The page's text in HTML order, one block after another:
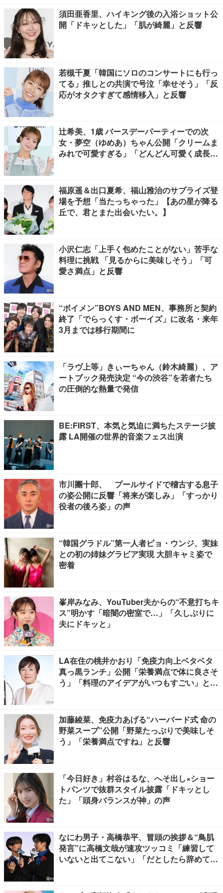
須田亜香里、ハイキング後の入浴ショット公
開「ドキッとした」「肌が綺麗」と反響
若槻千夏「韓国にソロのコンサートにも行っ
てる」推しとの共演で号泣「幸せそう」「反
応がオタクすぎて感情移入」と反響
辻希美、1歳 バースデーパーティーでの次
女・夢空（ゆめあ）ちゃん公開「クリームま
みれで可愛すぎる」「どんどん可愛く成長し
福原遥＆出口夏希、福山雅治のサプライズ登
場を予想「当たっちゃった」【あの星が降る
丘で、君とまた出会いたい。】
小沢仁志「上手く包めたことがない」苦手な
料理に挑戦 「見るからに美味しそう」「可
愛さ満点」と反響
“ボイメン”BOYS AND MEN、事務所と契約
終了「でらっくす・ボーイズ」に改名・来年
3月までは移行期間に
「ラヴ上等」きぃーちゃん（鈴木綺麗）、ア
ートブック発売決定 “今の渋谷”を若者たち
の圧倒的な熱量で発信
BE:FIRST、本気と気迫に満ちたステージ披
露 LA開催の世界的音楽フェス出演
市川團十郎、 プールサイドで稽古する息子
の姿公開に反響「将来が楽しみ」「すっかり
役者の後ろ姿」の声
“韓国グラドル”第一人者ピョ・ウンジ、実妹
との初の姉妹グラビア実現 大胆キャミ姿で
密着
峯岸みなみ、YouTuber夫からの“不意打ちキ
ス”明かす「暗闇の密室で…」「久しぶりに
夫にドキッと」
LA在住の桃井かおり「免疫力向上ベタベタ
真っ黒ランチ」公開「栄養満点で体に良さそ
う」「料理のアイデアがいつもすごい」と反
加藤綾菜、免疫力あげる“ハーバード式 命の
野菜スープ”公開「野菜たっぷりで美味しそ
う」「栄養満点ですね」と反響
「今日好き」村谷はるな、へそ出し×ショー
トパンツで抜群スタイル披露「ドキッとし
た」「頭身バランスが神」の声
なにわ男子・高橋恭平、冒頭の挨拶＆“鳥肌
発言”に高橋文哉が速攻ツッコミ「練習して
いないと出てこない」「だとしたら辞めてく